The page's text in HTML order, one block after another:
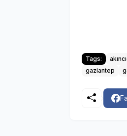
Tags:
gaziantep